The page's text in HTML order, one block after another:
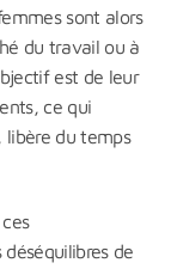
sont alors
du travail ou à
est de leur
ce qui
libère du temps
de